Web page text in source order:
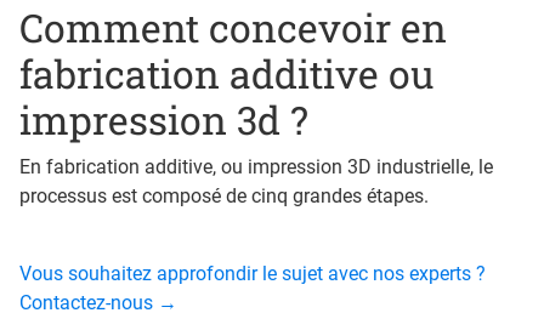
Comment concevoir en
fabrication additive ou
impression 3d ?
En fabrication additive, ou impression 3D industrielle, le
processus est composé de cinq grandes étapes.
Vous souhaitez approfondir le sujet avec nos experts ?
Contactez-nous →